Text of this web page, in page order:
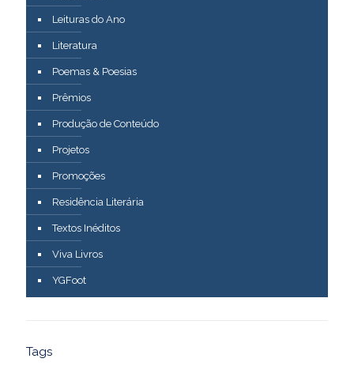
Leituras do Ano
Literatura
Poemas & Poesias
Prêmios
Produção de Conteúdo
Projetos
Promoções
Residência Literária
Textos Inéditos
Viva Livros
YGFoot
Tags